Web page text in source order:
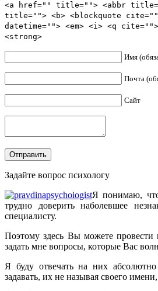
<a href="" title=""> <abbr
title=""> <b> <blockquote
datetime=""> <em> <i> <q
<strong>
Имя
Почта
Сайт
Задайте вопрос психологу
Я понимаю,
трудно доверить наболевшее
специалисту.
Поэтому здесь Вы можете провести
задать мне вопросы, которые Вас
Я буду отвечать на них
задавать, их не называя своего